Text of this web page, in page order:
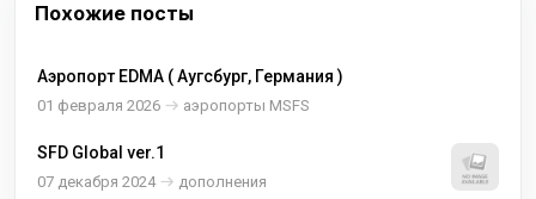
Похожие посты
Аэропорт EDMA ( Аугсбург, Германия )
01 февраля 2026 аэропорты MSFS
SFD Global ver.1
07 декабря 2024 дополнения